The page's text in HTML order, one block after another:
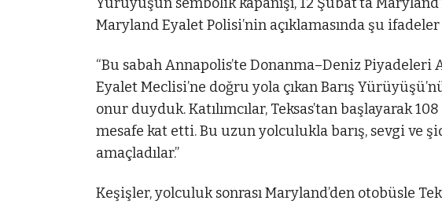
Maryland Eyalet Polisi’nin açıklamasında şu ifadeler
“Bu sabah Annapolis’te Donanma–Deniz Piyadeleri
Eyalet Meclisi’ne doğru yola çıkan Barış
onur duyduk. Katılımcılar, Teksas’tan başlayarak
mesafe kat etti. Bu uzun yolculukla barış, sevgi ve
amaçladılar.”
Keşişler, yolculuk sonrası Maryland’den otobüsle